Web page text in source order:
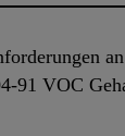
91 VOC